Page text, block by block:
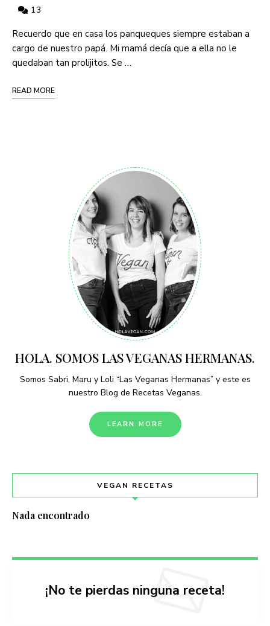
13
Recuerdo que en casa los panqueques siempre estaban a
cargo de nuestro papá. Mi mamá decía que a ella no le
quedaban tan prolijitos. Se …
READ MORE
HOLA. SOMOS LAS VEGANAS HERMANAS.
Somos Sabri, Maru y Loli “Las Veganas Hermanas” y este es
nuestro Blog de Recetas Veganas.
LEARN MORE
VEGAN RECETAS
Nada encontrado
¡No te pierdas ninguna receta!